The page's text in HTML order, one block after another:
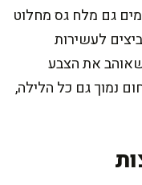
גם מלח גס מחלוט
לעשירות
את הצבע
נמוך גם כל הלילה,